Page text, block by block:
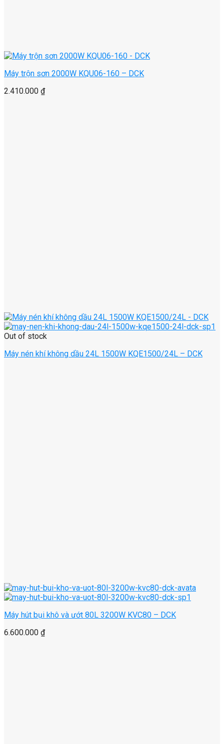
Máy trộn sơn 2000W KQU06-160 – DCK
2.410.000 ₫
Out of stock
Máy nén khí không dầu 24L 1500W KQE1500/24L – DCK
Máy hút bụi khô và ướt 80L 3200W KVC80 – DCK
6.600.000 ₫